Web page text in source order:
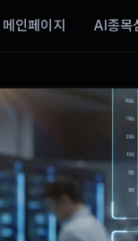
메인페이지 AI종목